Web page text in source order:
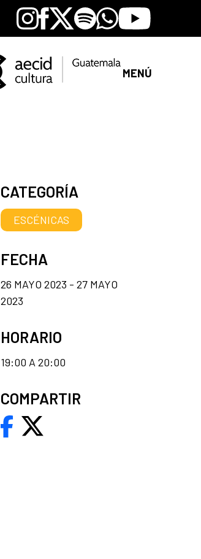
Instagram
Facebook
X SpotifyWhatsapp
Youtube
MENÚ
CATEGORÍA
ESCÉNICAS
FECHA
26 MAYO 2023 - 27 MAYO
2023
HORARIO
19:00 A 20:00
COMPARTIR